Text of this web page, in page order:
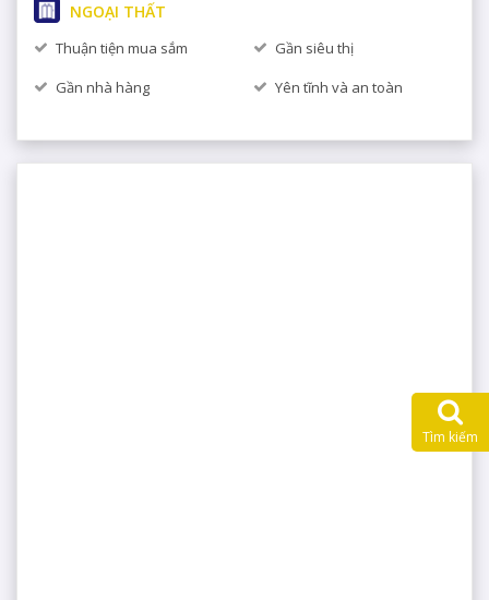
NGOẠI THẤT
Thuận tiện mua sắm
Gần siêu thị
Gần nhà hàng
Yên tĩnh và an toàn
Tìm kiếm